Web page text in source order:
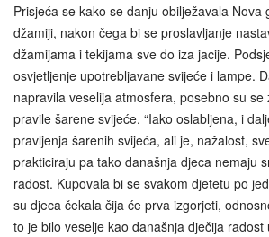
Prisjeća se kako se danju obilježavala Nova
džamiji, nakon čega bi se proslavljanje
džamijama i tekijama sve do iza jacije.
osvjetljenje upotrebljavane svijeće i lampe.
napravila veselija atmosfera, posebno su
pravile šarene svijeće. “Iako oslabljena, i
pravljenja šarenih svijeća, ali je, nažalost,
prakticiraju pa tako današnja djeca nemaju
radost. Kupovala bi se svakom djetetu po
su djeca čekala čija će prva izgorjeti,
to je bilo veselje kao današnja dječija radost